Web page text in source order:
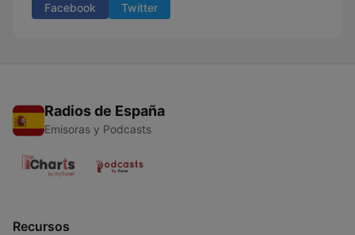
Facebook Twitter
Radios de España
Emisoras y Podcasts
Recursos